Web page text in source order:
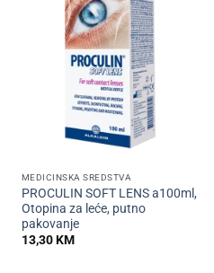
MEDICINSKA SREDSTVA
PROCULIN SOFT LENS a100ml,
Otopina za leće, putno
pakovanje
13,30KM